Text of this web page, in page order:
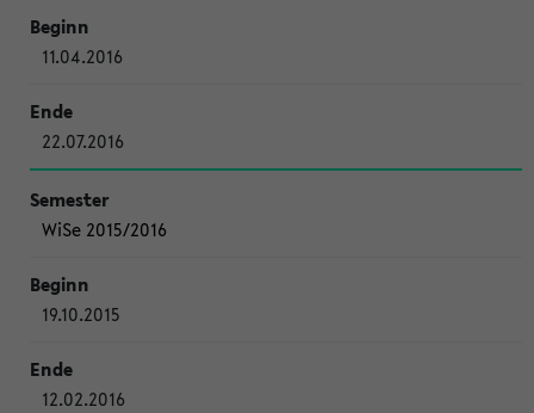
11.04.2016
22.07.2016
WiSe 2015/2016
19.10.2015
12.02.2016